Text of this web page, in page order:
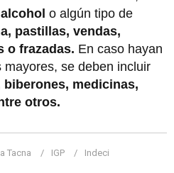
alcohol o algún tipo de
pastillas, vendas,
o frazadas. En caso hayan
se deben incluir
biberones, medicinas,
otros.
Tacna IGP
Indeci